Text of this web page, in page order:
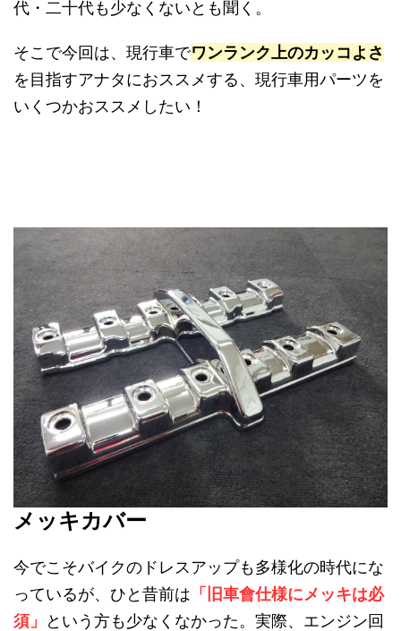
代・二十代も少なくないとも聞く。
そこで今回は、現行車でワンランク上のカッコよさ
を目指すアナタにおススメする、現行車用パーツを
いくつかおススメしたい！
メッキカバー
今でこそバイクのドレスアップも多様化の時代にな
っているが、ひと昔前は 「旧車會仕様にメッキは必
須」
という方も少なくなかった。実際、エンジン回